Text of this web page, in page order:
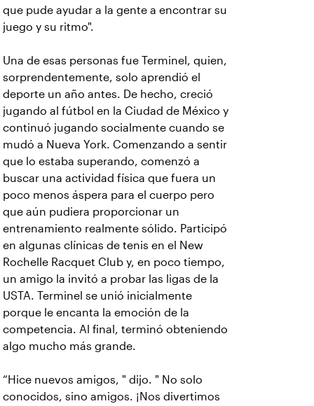
que pude ayudar a la gente a encontrar su
juego y su ritmo".
Una de esas personas fue Terminel, quien,
sorprendentemente, solo aprendió el
deporte un año antes. De hecho, creció
jugando al fútbol en la Ciudad de México y
continuó jugando socialmente cuando se
mudó a Nueva York. Comenzando a sentir
que lo estaba superando, comenzó a
buscar una actividad física que fuera un
poco menos áspera para el cuerpo pero
que aún pudiera proporcionar un
entrenamiento realmente sólido. Participó
en algunas clínicas de tenis en el New
Rochelle Racquet Club y, en poco tiempo,
un amigo la invitó a probar las ligas de la
USTA. Terminel se unió inicialmente
porque le encanta la emoción de la
competencia. Al final, terminó obteniendo
algo mucho más grande.
“Hice nuevos amigos, " dijo. " No solo
conocidos, sino amigos. ¡Nos divertimos